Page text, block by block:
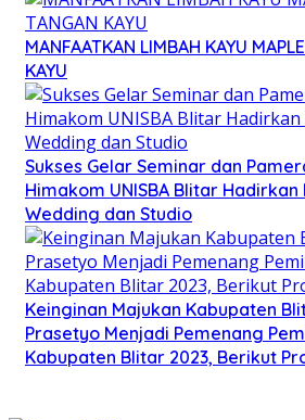
MANFAATKAN LIMBAH KAYU
KAYU
Sukses Gelar Seminar dan
Himakom UNISBA Blitar
Wedding dan Studio
Keinginan Majukan Kabupaten
Prasetyo Menjadi Pemenang
Kabupaten Blitar 2023, Berikut